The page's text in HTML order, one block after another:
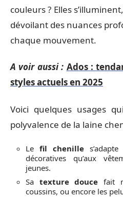
couleurs ? Elles
dévoilant des nuances
chaque mouvement.
A voir aussi : Ados :
styles actuels en 2025
Voici quelques usages
polyvalence de la laine
Le fil chenille
décoratives qu’aux
jeunes.
Sa texture douce fait
coussins, ou encore les